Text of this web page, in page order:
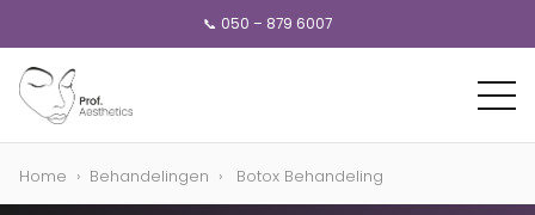
📞 050 – 879 6007
Home › Behandelingen › Botox Behandeling